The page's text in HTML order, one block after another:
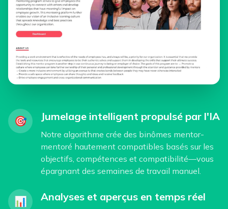
🎯 Jumelage intelligent propulsé par l'IA
Notre algorithme crée des binômes mentor-
mentoré hautement compatibles basés sur les
objectifs, compétences et compatibilité—vous
épargnant des semaines de travail manuel.
📊 Analyses et aperçus en temps réel